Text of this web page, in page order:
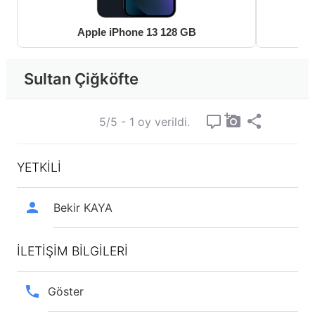
Apple iPhone 13 128 GB
Sultan Çiğköfte
5/5 - 1 oy verildi.
YETKİLİ
Bekir KAYA
İLETİŞİM BİLGİLERİ
Göster